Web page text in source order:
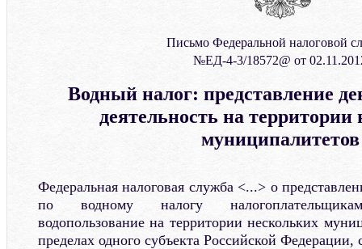
Письмо Федеральной налоговой
№ЕД-4-3/18572@ от
Водный налог: представление
деятельность на территории
муниципалитетов
Федеральная налоговая служба <...> о
по водному налогу
водопользование на территории нескольких
пределах одного субъекта Российской